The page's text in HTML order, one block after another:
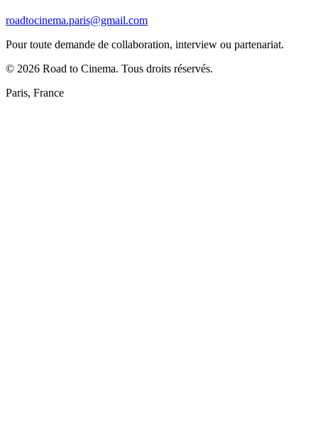
roadtocinema.paris@gmail.com
Pour toute demande de collaboration, interview ou partenariat.
© 2026 Road to Cinema. Tous droits réservés.
Paris, France